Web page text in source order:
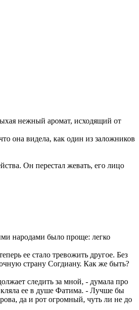
нежный аромат, исходящий от
она видела, как один из заложников
Он перестал жевать, его лицо
народами было проще: легко
ее стало тревожить другое. Без
страну Согдиану. Как же быть?
следить за мной, - думала про
ее в душе Фатима. - Лучше бы
да и рот огромный, чуть ли не до